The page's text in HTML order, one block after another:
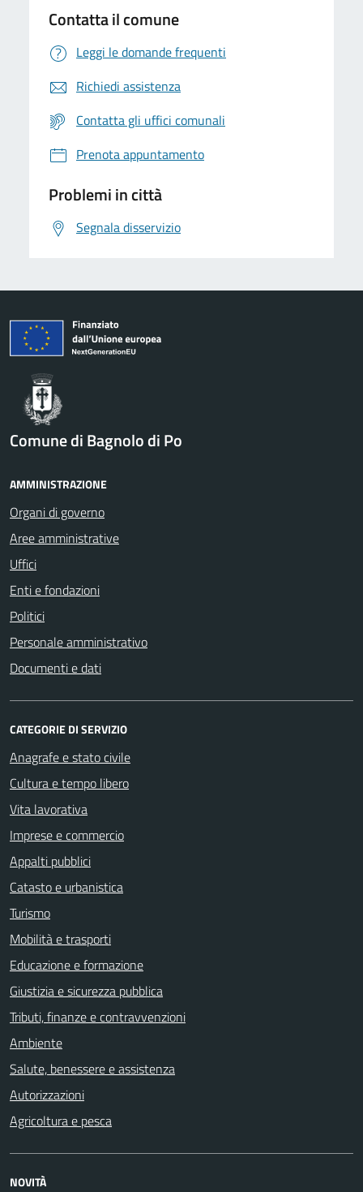
Contatta il comune
Leggi le domande frequenti
Richiedi assistenza
Contatta gli uffici comunali
Prenota appuntamento
Problemi in città
Segnala disservizio
Comune di Bagnolo di Po
AMMINISTRAZIONE
Organi di governo
Aree amministrative
Uffici
Enti e fondazioni
Politici
Personale amministrativo
Documenti e dati
CATEGORIE DI SERVIZIO
Anagrafe e stato civile
Cultura e tempo libero
Vita lavorativa
Imprese e commercio
Appalti pubblici
Catasto e urbanistica
Turismo
Mobilità e trasporti
Educazione e formazione
Giustizia e sicurezza pubblica
Tributi, finanze e contravvenzioni
Ambiente
Salute, benessere e assistenza
Autorizzazioni
Agricoltura e pesca
NOVITÀ